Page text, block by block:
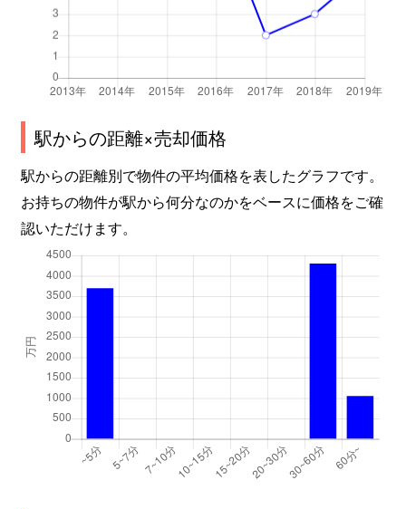
駅からの距離×売却価格
駅からの距離別で物件の平均価格を表したグラフです。
お持ちの物件が駅から何分なのかをベースに価格をご確
認いただけます。